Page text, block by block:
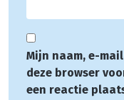
Mijn naam, e-
deze browser
een reactie